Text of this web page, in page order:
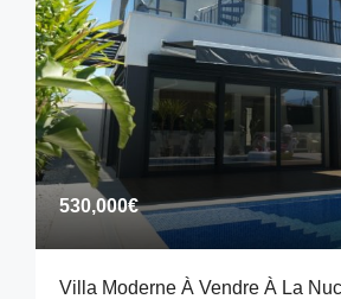
530,000€
Villa Moderne À Vendre À La